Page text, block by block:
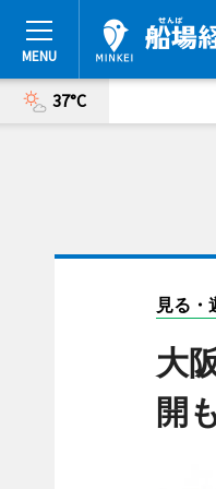
37°C
見る・
大
開